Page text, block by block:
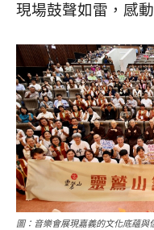
現場鼓聲如雷，感
圖：音樂會展現嘉義的文化底蘊與